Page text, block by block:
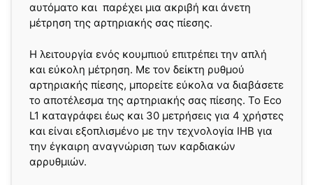
αυτόματο και παρέχει μια ακριβή και άνετη
μέτρηση της αρτηριακής σας πίεσης.
Η λειτουργία ενός κουμπιού επιτρέπει την απλή
και εύκολη μέτρηση. Με τον δείκτη ρυθμού
αρτηριακής πίεσης, μπορείτε εύκολα να διαβάσετε
το αποτέλεσμα της αρτηριακής σας πίεσης. Το Eco
L1 καταγράφει έως και 30 μετρήσεις για 4 χρήστες
και είναι εξοπλισμένο με την τεχνολογία IHB για
την έγκαιρη αναγνώριση των καρδιακών
αρρυθμιών.